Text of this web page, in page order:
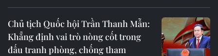
Chủ tịch Quốc hội Trần Thanh Mẫn:
Khẳng định vai trò nòng cốt trong
đấu tranh phòng, chống tham